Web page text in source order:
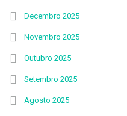
Decembro 2025
Novembro 2025
Outubro 2025
Setembro 2025
Agosto 2025